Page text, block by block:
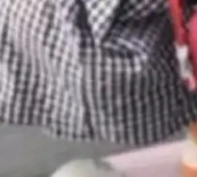
服AI算力网关
理和成本治
看得清、管
一、从现在开
二十多
的共同
心成员，Se
及 Oriol Vin
事一次补
是杭州无
体——一位全
、规划步
，curl 一行
· GitHu
/ Linu
/ Linu
）
值 在软件工
产的主要载
乃至数百万
承载的上下
代码历史的
工程
件：北京一